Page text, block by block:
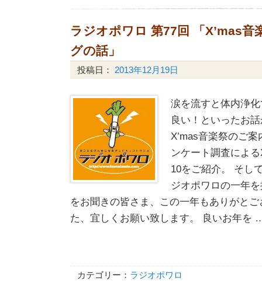
ラジオポワロ 第77回 「X’mas音
グの話」
投稿日： 2013年12月19日
涙を流すと体内浄
良い！といったお
X’mas音楽祭のご
ンケート調査によ
10をご紹介。 そし
ジオポワロの一年
をお聞きの皆さま、この一年もありがと
た、宜しくお願い致します。 良いお年を
カテゴリー： ラジオポワロ